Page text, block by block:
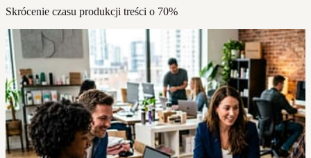
Skrócenie czasu produkcji treści o 70%